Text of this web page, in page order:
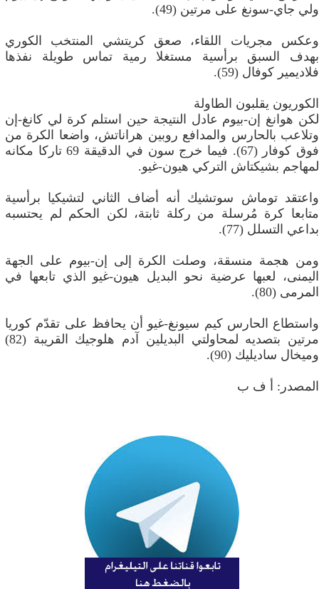
ولي جاي-سونغ على مرتين (49).
وعكس مجريات اللقاء، صعق كريتشي المنتخب الكوري
بهدف السبق برأسية مستغلا رمية تماس طويلة نفذها
فلاديمير كوفال (59).
الكوريون يقلبون الطاولة
لكن هوانغ إن-بيوم عادل النتيجة حين استلم كرة لي كانغ-إن
وتلاعب بالحارس والمدافع روبين هراناتش، واضعا الكرة من
فوق كوفار (67). فيما خرج سون في الدقيقة 69 تاركا مكانه
لمهاجم بشيكتاش التركي هيون-غيو.
واعتقد توماش سوتشيك أنه أضاف الثاني لتشيكيا برأسية
متابعا كرة مُرسلة من ركلة ثابتة، لكن الحكم لم يحتسبه
بداعي التسلل (77).
ومن هجمة منسقة، وصلت الكرة إلى إن-بيوم على الجهة
اليمنى، لعبها عرضية نحو البديل هيون-غيو الذي تابعها في
المرمى (80).
واستطاع الحارس كيم سيونغ-غيو أن يحافظ على تقدّم كوريا
مرتين بتصديه لمحاولتي البديلين آدم هلوجيك القريبة (82)
وميخال ساديليك (90).
المصدر: أ ف ب